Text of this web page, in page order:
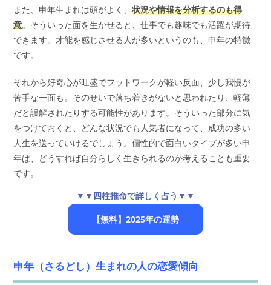
また、申年生まれは頭がよく、状況や情報を分析するのも得
意。そういった面を生かせると、仕事でも趣味でも活躍が期待
できます。才能を感じさせる人が多いというのも、申年の特徴
です。
それから好奇心が旺盛でフットワークが軽い反面、少し我慢が
苦手な一面も。そのせいで落ち着きがないと思われたり、軽薄
だと誤解されたりする可能性があります。そういった部分に気
をつけておくと、どんな状況でも人気者になって、成功の多い
人生を送っていけるでしょう。個性的で面白いタイプが多い申
年は、どうすれば自分らしく生きられるのか考えることも重要
です。
▼▼四柱推命で詳しく占う▼▼
【無料】2025年の運勢
申年（さるどし）生まれの人の恋愛傾向